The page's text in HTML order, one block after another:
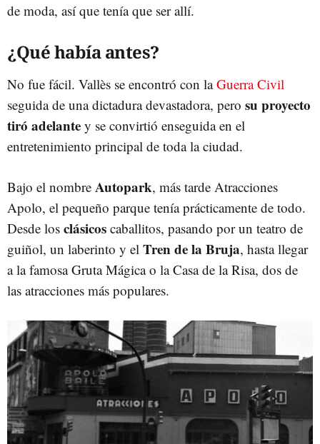
de moda, así que tenía que ser allí.
¿Qué había antes?
No fue fácil. Vallès se encontró con laGuerra Civil
seguida de una dictadura devastadora, pero su proyecto
tiró adelante y se convirtió enseguida en el
entretenimiento principal de toda la ciudad.
Bajo el nombre Autopark, más tarde Atracciones
Apolo, el pequeño parque tenía prácticamente de todo.
Desde los clásicos caballitos, pasando por un teatro de
guiñol, un laberinto y el Tren de la Bruja, hasta llegar
a la famosa Gruta Mágica o la Casa de la Risa, dos de
las atracciones más populares.